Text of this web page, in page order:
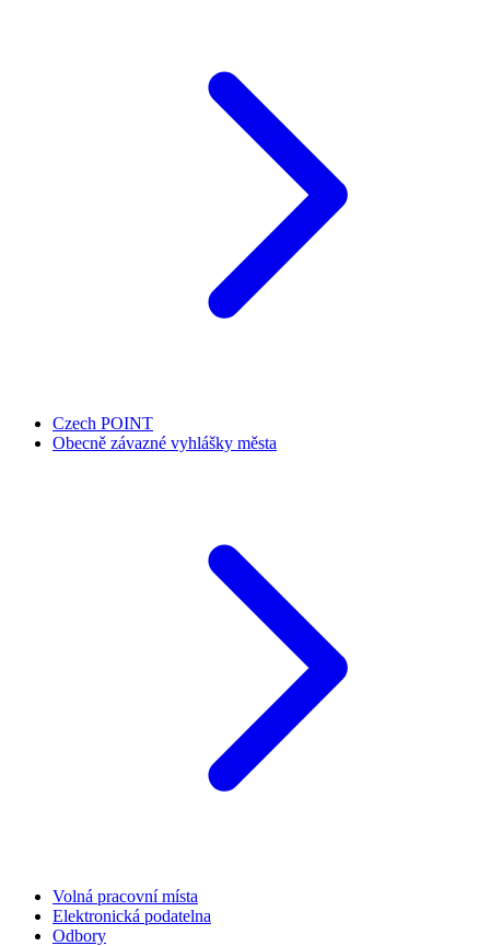
Czech POINT
Obecně závazné vyhlášky města
Volná pracovní místa
Elektronická podatelna
Odbory